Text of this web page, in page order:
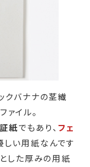
クバナナの茎繊
ァイル。
紙でもあり、 フェ
しい用紙なんです
した厚みの用紙